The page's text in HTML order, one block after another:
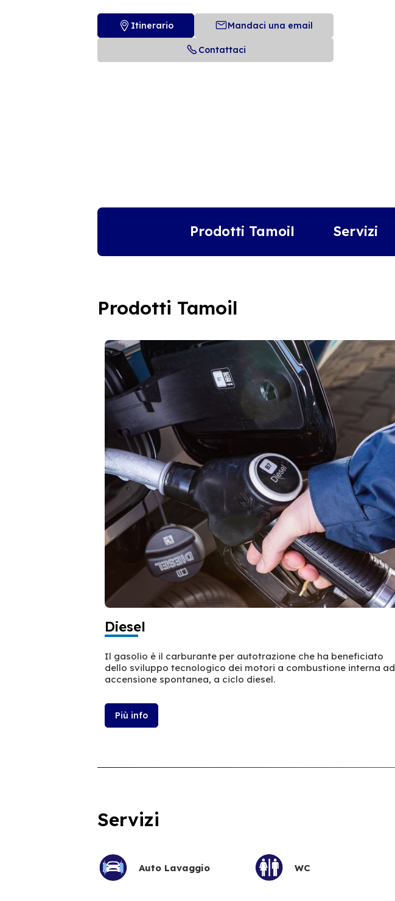
Itinerario Mandaci una email
Contattaci
Prodotti Tamoil Servizi
Prodotti Tamoil
Diesel
Il gasolio è il carburante per autotrazione che ha beneficiato
dello sviluppo tecnologico dei motori a combustione interna ad
accensione spontanea, a ciclo diesel.
Più info
Servizi
Auto Lavaggio WC